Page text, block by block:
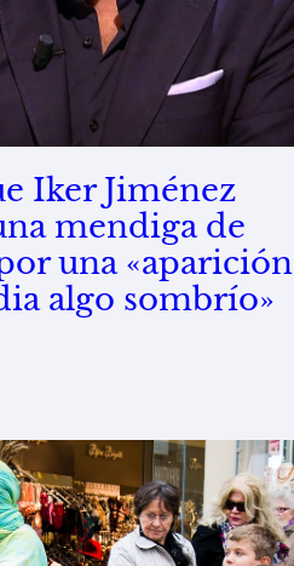
Iker Jiménez
mendiga de
una «aparición
algo sombrío»